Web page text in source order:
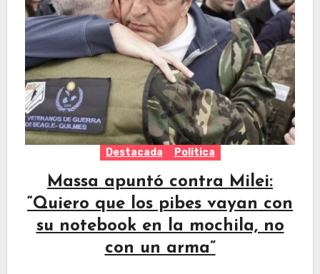
Destacada Politica
Massa apuntó contra Milei:
“Quiero que los pibes vayan con
su notebook en la mochila, no
con un arma”